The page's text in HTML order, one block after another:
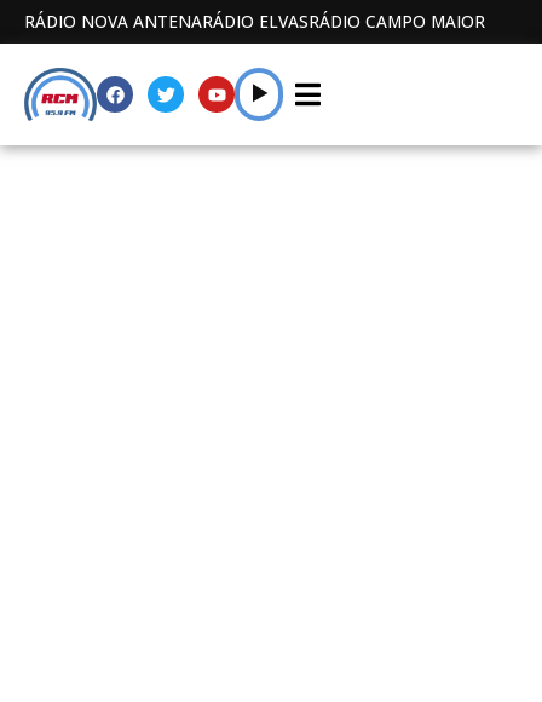
RÁDIO NOVA ANTENARÁDIO ELVASRÁDIO CAMPO MAIOR